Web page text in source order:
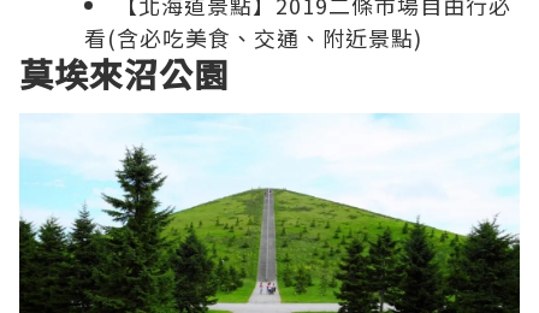
看(含必吃美食、交通、附近景點)
莫埃來沼公園